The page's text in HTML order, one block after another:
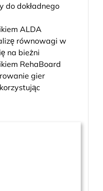
do dokładnego
ALDA
równowagi w
na bieżni
RehaBoard
gier